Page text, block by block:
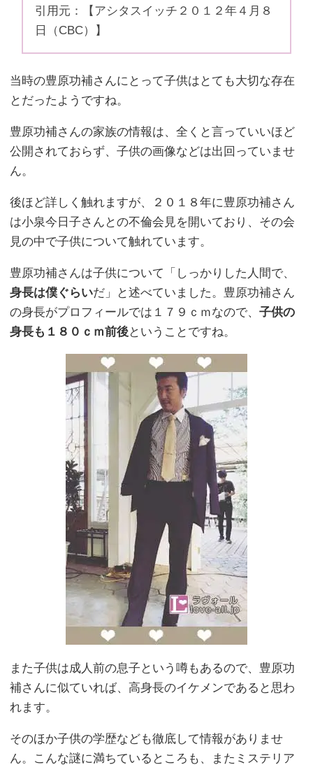
引用元：【アシタスイッチ２０１２年４月８
日（CBC）】
当時の豊原功補さんにとって子供はとても大切な存在
とだったようですね。
豊原功補さんの家族の情報は、全くと言っていいほど
公開されておらず、子供の画像などは出回っていませ
ん。
後ほど詳しく触れますが、２０１８年に豊原功補さん
は小泉今日子さんとの不倫会見を開いており、その会
見の中で子供について触れています。
豊原功補さんは子供について「しっかりした人間で、
身長は僕ぐらいだ」と述べていました。豊原功補さん
の身長がプロフィールでは１７９ｃｍなので、子供の
身長も１８０ｃｍ前後ということですね。
また子供は成人前の息子という噂もあるので、豊原功
補さんに似ていれば、高身長のイケメンであると思わ
れます。
そのほか子供の学歴なども徹底して情報がありませ
ん。こんな謎に満ちているところも、またミステリア